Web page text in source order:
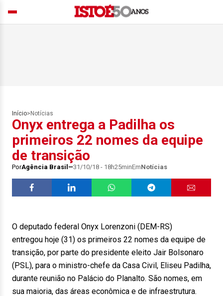
Início> Notícias
Onyx entrega a Padilha os
primeiros 22 nomes da equipe
de transição
PorAgência Brasil 31/10/18 - 18h25minEmNotícias
O deputado federal Onyx Lorenzoni (DEM-RS)
entregou hoje (31) os primeiros 22 nomes da equipe de
transição, por parte do presidente eleito Jair Bolsonaro
(PSL), para o ministro-chefe da Casa Civil, Eliseu Padilha,
durante reunião no Palácio do Planalto. São nomes, em
sua maioria, das áreas econômica e de infraestrutura.